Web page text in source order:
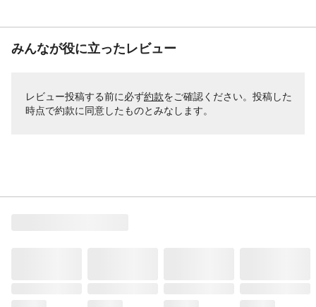
みんなが役に立ったレビュー
レビュー投稿する前に必ず約款をご確認ください。投稿した
時点で約款に同意したものとみなします。